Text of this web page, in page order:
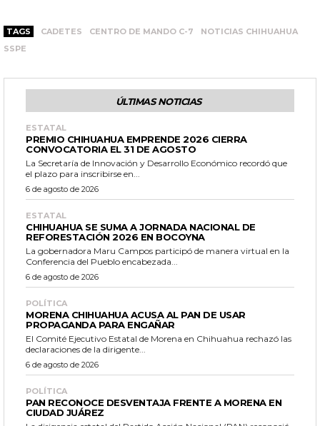
TAGS CADETES CENTRO DE MANDO C-7
NOTICIAS CHIHUAHUA
SSPE
ÚLTIMAS NOTICIAS
ESTATAL
PREMIO CHIHUAHUA EMPRENDE 2026 CIERRA
CONVOCATORIA EL 31 DE AGOSTO
La Secretaría de Innovación y Desarrollo Económico recordó que
el plazo para inscribirse en...
6 de agosto de 2026
ESTATAL
CHIHUAHUA SE SUMA A JORNADA NACIONAL DE
REFORESTACIÓN 2026 EN BOCOYNA
La gobernadora Maru Campos participó de manera virtual en la
Conferencia del Pueblo encabezada...
6 de agosto de 2026
POLÍTICA
MORENA CHIHUAHUA ACUSA AL PAN DE USAR
PROPAGANDA PARA ENGAÑAR
El Comité Ejecutivo Estatal de Morena en Chihuahua rechazó las
declaraciones de la dirigente...
6 de agosto de 2026
POLÍTICA
PAN RECONOCE DESVENTAJA FRENTE A MORENA EN
CIUDAD JUÁREZ